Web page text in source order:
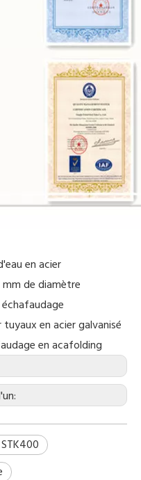
en acier
mm de diamètre
échafaudage
tuyaux en acier galvanisé
en acafolding